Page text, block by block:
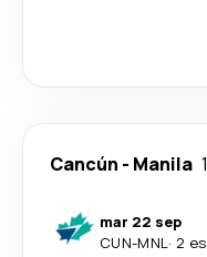
Cancún - Manila
mar 22 sep
CUN-MNL · 2